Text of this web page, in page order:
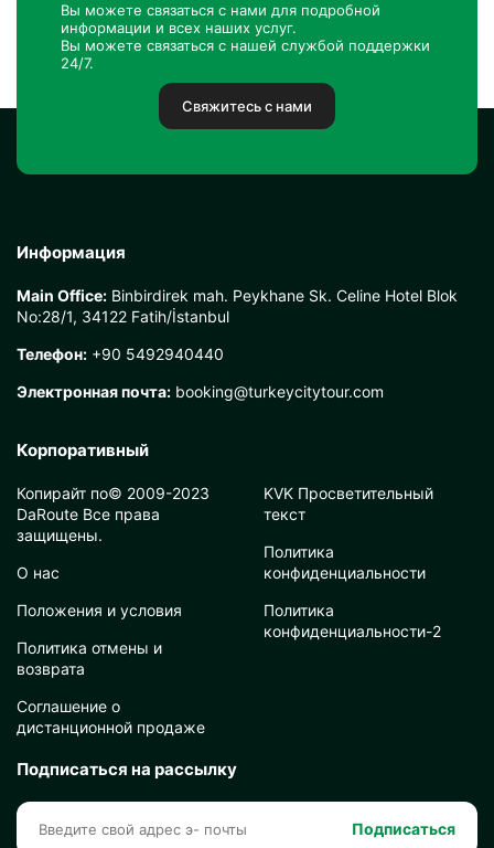
Вы можете связаться с нами для подробной
информации и всех наших услуг.
Вы можете связаться с нашей службой поддержки
24/7.
Свяжитесь с нами
Информация
Main Office: Binbirdirek mah. Peykhane Sk. Celine Hotel Blok
No:28/1, 34122 Fatih/İstanbul
Телефон: +90 5492940440
Электронная почта: booking@turkeycitytour.com
Корпоративный
Копирайт по© 2009-2023
DaRoute Все права
защищены.
О нас
Положения и условия
Политика отмены и
возврата
Соглашение о
дистанционной продаже
KVK Просветительный
текст
Политика
конфиденциальности
Политика
конфиденциальности-2
Подписаться на рассылку
Подписаться